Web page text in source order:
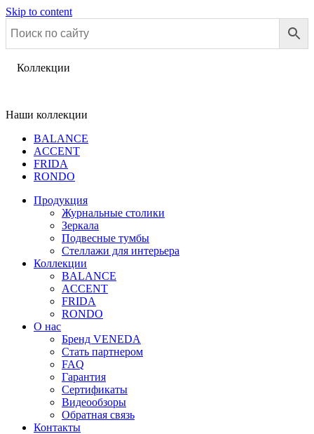
Skip to content
Коллекции
Наши коллекции
BALANCE
ACCENT
FRIDA
RONDO
Продукция
Журнальные столики
Зеркала
Подвесные тумбы
Стеллажи для интерьера
Коллекции
BALANCE
ACCENT
FRIDA
RONDO
О нас
Бренд VENEDA
Стать партнером
FAQ
Гарантия
Сертификаты
Видеообзоры
Обратная связь
Контакты